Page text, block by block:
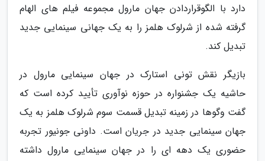
دارد با الگوقراردادن جهان مارول مجموعه فیلم های الهام
گرفته شده از شرلوک هلمز را به یک جهانی سینمایی جدید
تبدیل کند.
بازیگر نقش تونی استارک در جهان سینمایی مارول در
حاشیه یک جشنواره در حوزه نوآوری تأیید کرده است که
گفت وگوها در زمینه تبدیل قسمت سوم شرلوک هلمز به یک
جهان سینمایی جدید در جریان است. داونی جونیور تجربه
حضوری یک دهه ای را در جهان سینمایی مارول داشته